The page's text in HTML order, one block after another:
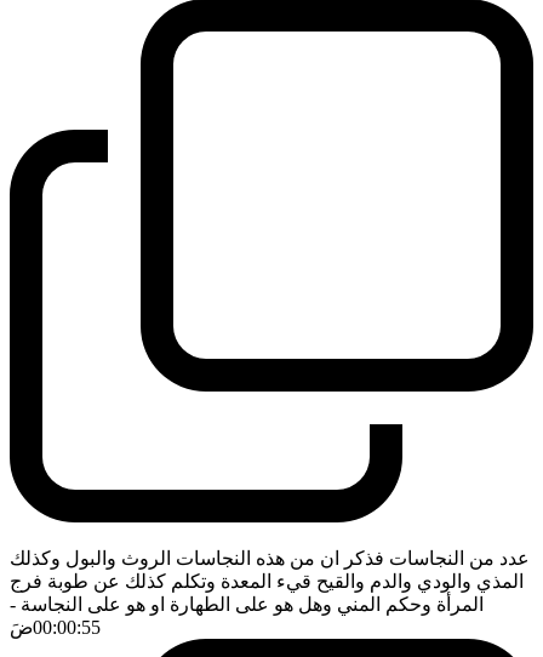
عدد من النجاسات فذكر ان من هذه النجاسات الروث والبول وكذلك
المذي والودي والدم والقيح قيء المعدة وتكلم كذلك عن طوبة فرج
المرأة وحكم المني وهل هو على الطهارة او هو على النجاسة -
00:00:55ضَ